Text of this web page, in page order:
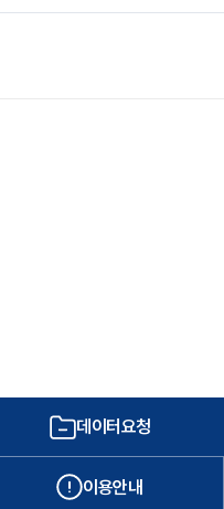
데이터요청
이용안내